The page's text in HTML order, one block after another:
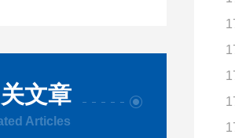
文章
Articles